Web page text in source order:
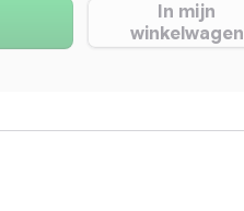
In mijn
winkelwagen